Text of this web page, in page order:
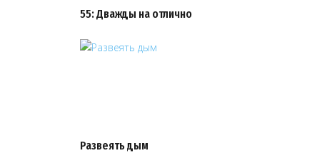
55: Дважды на отлично
Развеять дым